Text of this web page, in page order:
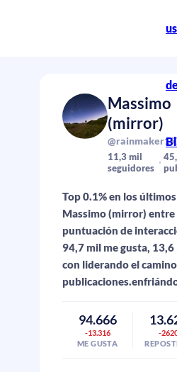
Massimo
(mirror)
11,3 mil
seguidores
Top 0.1% en los
Massimo (mirror) entre
puntuación de
94,7 mil me gusta,
con liderando el
94.666
-13.316
ME GUSTA
-